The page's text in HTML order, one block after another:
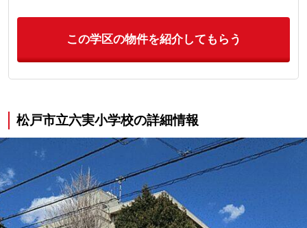
この学区の物件を紹介してもらう
松戸市立六実小学校の詳細情報